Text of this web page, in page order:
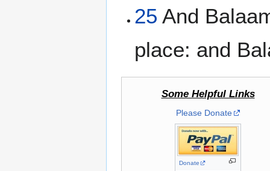
25 And
place: and
Some Helpful Links
Please Donate
Donate